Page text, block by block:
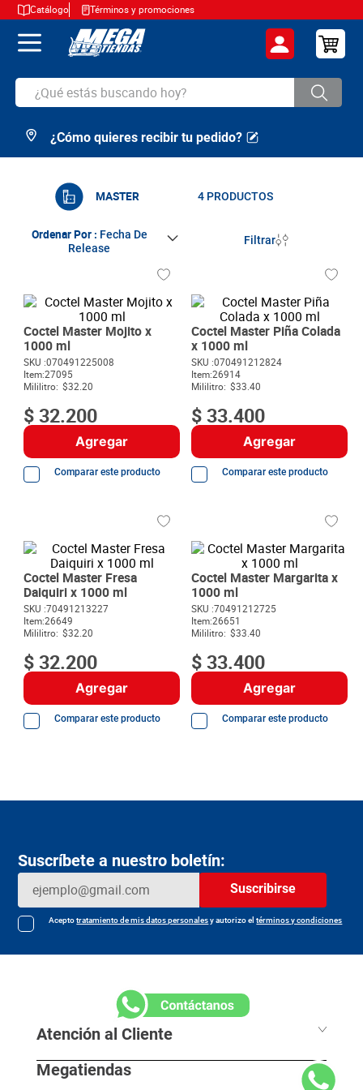
Catálogo Términos y promociones
¿Qué estás buscando hoy?
TÉRMINOS MÁS BUSCADOS
.
arroz
cafe
6.
azucar
7.
huevos
8.
detergente
9.
queso
10. papa
¿Cómo quieres recibir tu pedido?
MASTER 4 PRODUCTOS
Ordenar Por
Fecha De
Release
Filtrar
Coctel Master Mojito x
1000 ml
SKU :070491225008
Item:27095
Mililitro: $32.20
$ 32.200
Agregar
Comparar este producto
Coctel Master Piña Colada
x 1000 ml
SKU :070491212824
Item:26914
Mililitro: $33.40
$ 33.400
Agregar
Comparar este producto
Coctel Master Fresa
Daiquiri x 1000 ml
SKU :70491213227
Item:26649
Mililitro: $32.20
$ 32.200
Agregar
Comparar este producto
Coctel Master Margarita x
1000 ml
SKU :70491212725
Item:26651
Mililitro: $33.40
$ 33.400
Agregar
Comparar este producto
Suscríbete a nuestro boletín:
Suscribirse
Aceptotratamiento de mis datos personalesy autorizo eltérminos y condiciones
Atención al Cliente
Megatiendas